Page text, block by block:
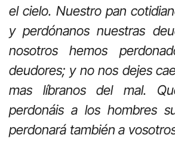
el cielo. Nuestro pan
y perdónanos nuestras
nosotros hemos
deudores; y no nos dejes
mas líbranos del mal.
perdonáis a los hombres
perdonará también a